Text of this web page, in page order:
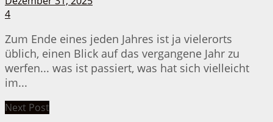
4
Zum Ende eines jeden Jahres ist ja vielerorts
üblich, einen Blick auf das vergangene Jahr zu
werfen... was ist passiert, was hat sich vielleicht
im...
Next Post